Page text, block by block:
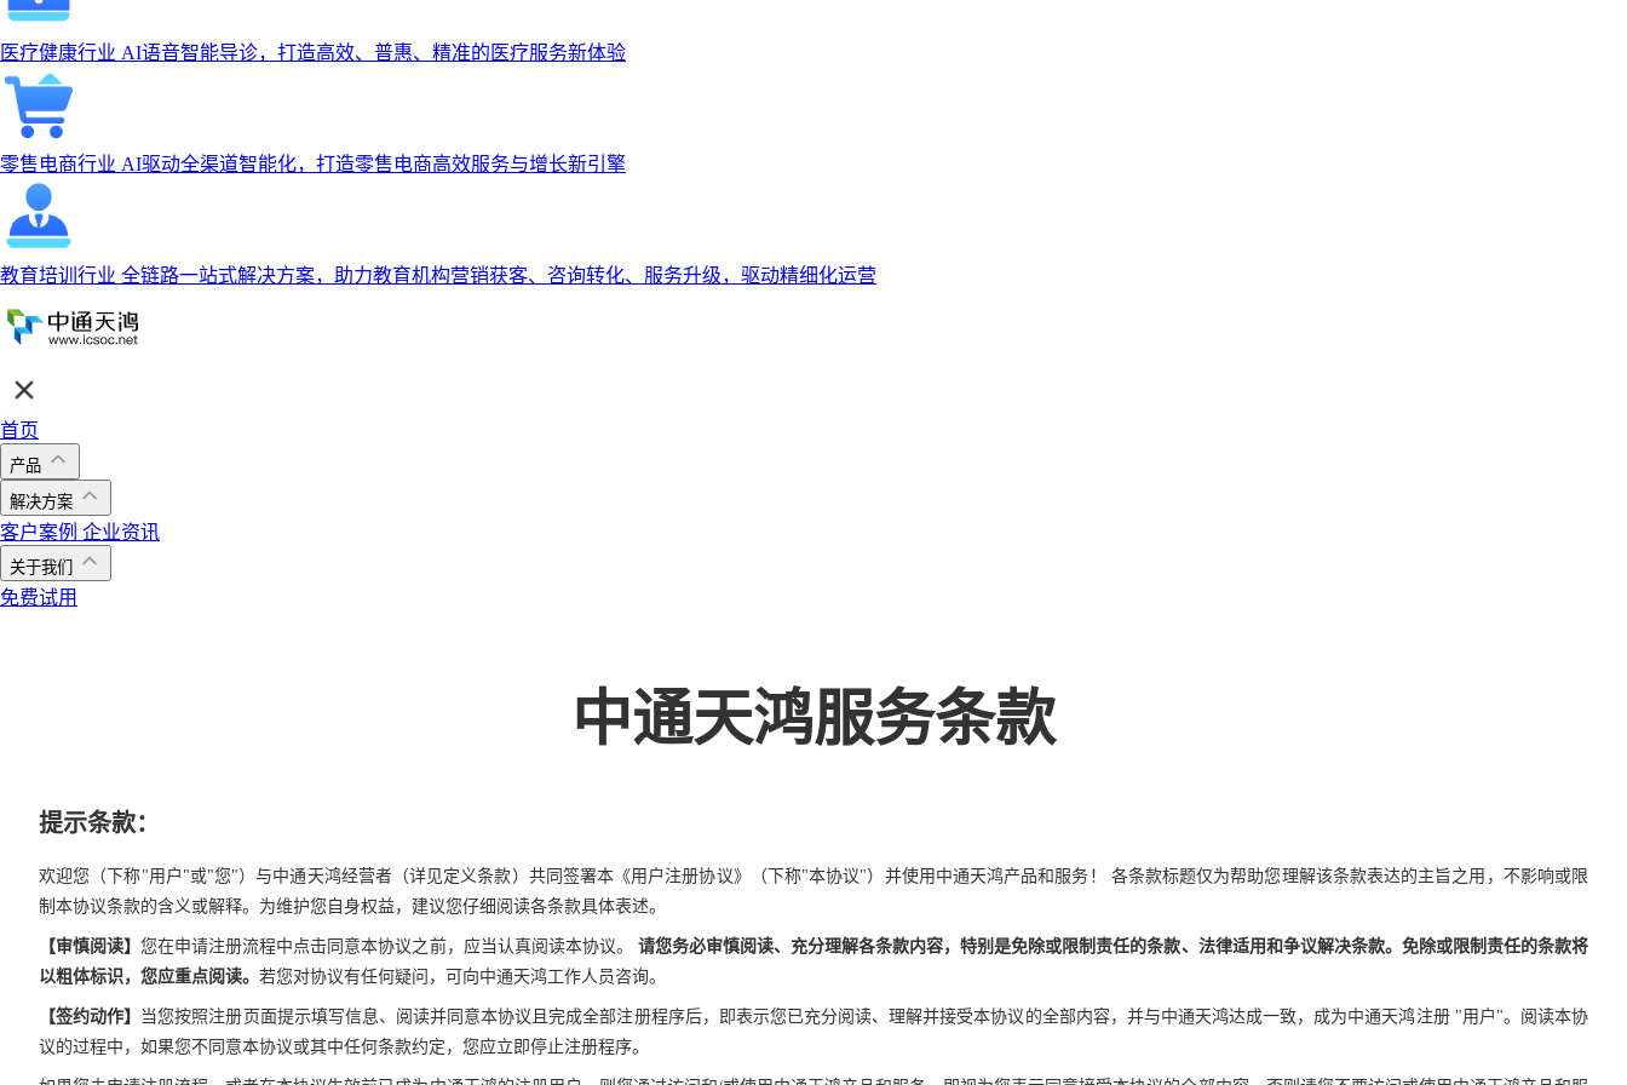
医疗健康行业 AI语音智能导诊，打造高效、普惠、精准的医疗服务新体验
零售电商行业 AI驱动全渠道智能化，打造零售电商高效服务与增长新引擎
教育培训行业 全链路一站式解决方案，助力教育机构营销获客、咨询转化、服务升级，驱动精细化运营
首页
产品
解决方案
客户案例 企业资讯
关于我们
免费试用
中通天鸿服务条款
提示条款：
欢迎您（下称"用户"或"您"）与中通天鸿经营者（详见定义条款）共同签署本《用户注册协议》（下称"本协议"）并使用中通天鸿产品和服务！ 各条款标题仅为帮助您理解该条款表达的主旨之用，不影响或限
制本协议条款的含义或解释。为维护您自身权益，建议您仔细阅读各条款具体表述。
【审慎阅读】您在申请注册流程中点击同意本协议之前，应当认真阅读本协议。 请您务必审慎阅读、充分理解各条款内容，特别是免除或限制责任的条款、法律适用和争议解决条款。免除或限制责任的条款将
以粗体标识，您应重点阅读。 若您对协议有任何疑问，可向中通天鸿工作人员咨询。
【签约动作】
当您按照注册页面提示填写信息、阅读并同意本协议且完成全部注册程序后，即表示您已充分阅读、理解并接受本协议的全部内容，并与中通天鸿达成一致，成为中通天鸿注册 "用户"。阅读本协
议的过程中，如果您不同意本协议或其中任何条款约定，您应立即停止注册程序。